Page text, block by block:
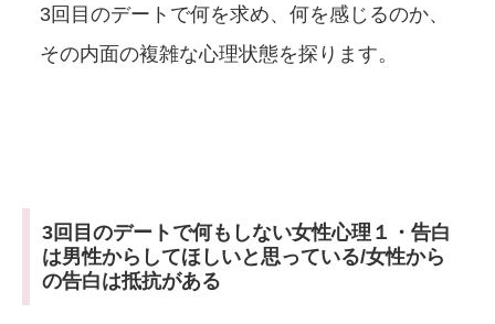
3回目のデートで何を求め、何を感じるのか、
その内面の複雑な心理状態を探ります。
3回目のデートで何もしない女性心理１・告白
は男性からしてほしいと思っている/女性から
の告白は抵抗がある